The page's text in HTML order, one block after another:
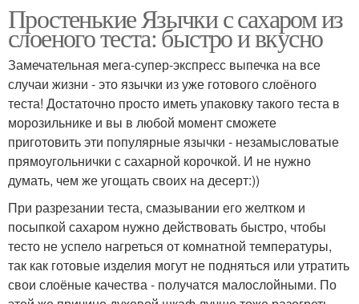
Простенькие Язычки с сахаром из
слоеного теста: быстро и вкусно
Замечательная мега-супер-экспресс выпечка на все
случаи жизни - это язычки из уже готового слоёного
теста! Достаточно просто иметь упаковку такого теста в
морозильнике и вы в любой момент сможете
приготовить эти популярные язычки - незамысловатые
прямоугольнички с сахарной корочкой. И не нужно
думать, чем же угощать своих на десерт:))
При разрезании теста, смазывании его желтком и
посыпкой сахаром нужно действовать быстро, чтобы
тесто не успело нагреться от комнатной температуры,
так как готовые изделия могут не подняться или утратить
свои слоёные качества - получатся малослойными. По